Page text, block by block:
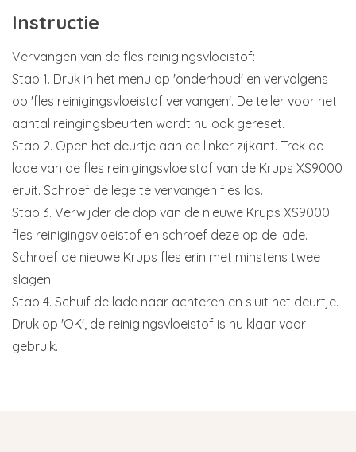
Instructie
Vervangen van de fles reinigingsvloeistof:
Stap 1. Druk in het menu op 'onderhoud' en vervolgens
op 'fles reinigingsvloeistof vervangen'. De teller voor het
aantal reingingsbeurten wordt nu ook gereset.
Stap 2. Open het deurtje aan de linker zijkant. Trek de
lade van de fles reinigingsvloeistof van de Krups XS9000
eruit. Schroef de lege te vervangen fles los.
Stap 3. Verwijder de dop van de nieuwe Krups XS9000
fles reinigingsvloeistof en schroef deze op de lade.
Schroef de nieuwe Krups fles erin met minstens twee
slagen.
Stap 4. Schuif de lade naar achteren en sluit het deurtje.
Druk op 'OK', de reinigingsvloeistof is nu klaar voor
gebruik.